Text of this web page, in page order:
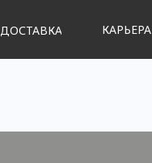
ДОСТАВКА КАРЬЕРА